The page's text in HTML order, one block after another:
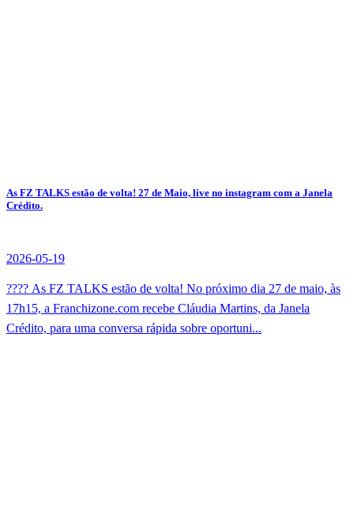
As FZ TALKS estão de volta! 27 de Maio, live no instagram com a Janela
Crédito.
2026-05-19
???? As FZ TALKS estão de volta! No próximo dia 27 de maio, às
17h15, a Franchizone.com recebe Cláudia Martins, da Janela
Crédito, para uma conversa rápida sobre oportuni...